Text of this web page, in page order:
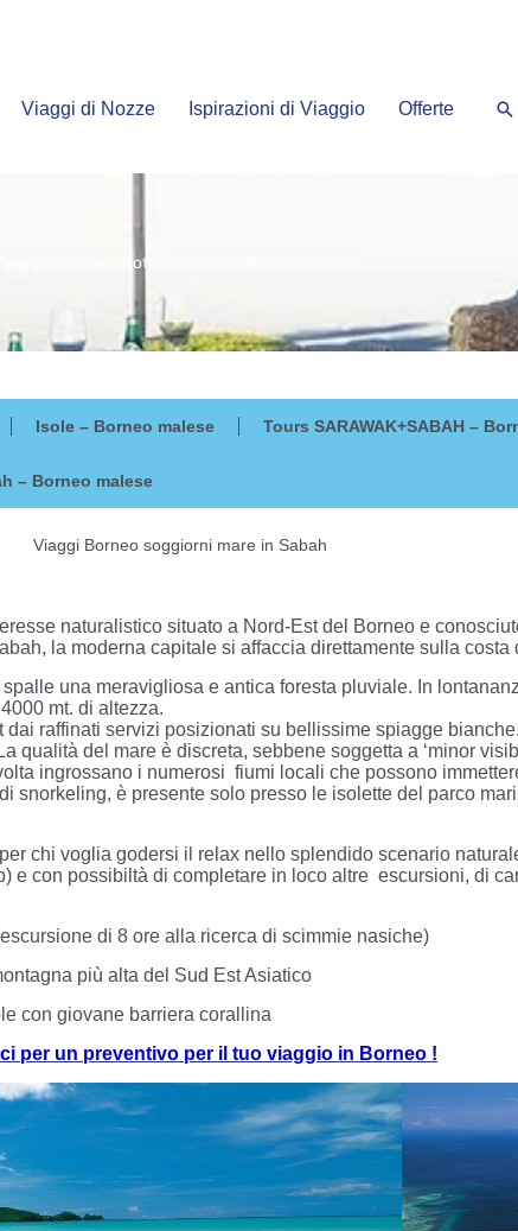
Viaggi di Nozze Ispirazioni di Viaggio Offerte
Soggiorni mare Kota Kinabalu – Borneo malese
Isole – Borneo malese Tours SARAWAK+SABAH –
– Borneo malese
Viaggi Borneo soggiorni mare in Sabah
naturalistico situato a Nord-Est del Borneo e
la moderna capitale si affaccia direttamente sulla
una meravigliosa e antica foresta pluviale. In
mt. di altezza.
raffinati servizi posizionati su bellissime spiagge
del mare è discreta, sebbene soggetta a ‘minor
ingrossano i numerosi fiumi locali che possono
snorkeling, è presente solo presso le isolette del parco
chi voglia godersi il relax nello splendido scenario
e con possibiltà di completare in loco altre escursioni, di
di 8 ore alla ricerca di scimmie nasiche)
più alta del Sud Est Asiatico
con giovane barriera corallina
per un preventivo per il tuo viaggio in Borneo !